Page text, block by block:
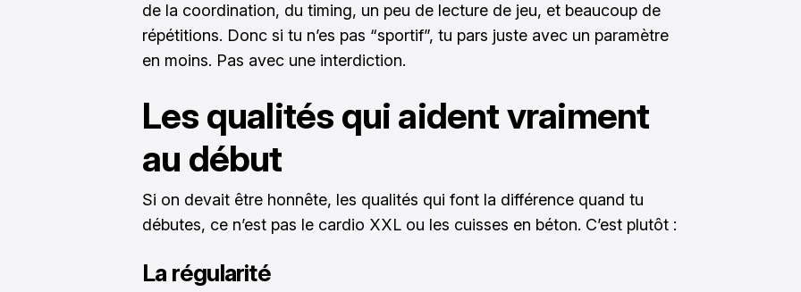
de la coordination, du timing, un peu de lecture de jeu, et beaucoup de
répétitions. Donc si tu n’es pas “sportif”, tu pars juste avec un paramètre
en moins. Pas avec une interdiction.
Les qualités qui aident vraiment
au début
Si on devait être honnête, les qualités qui font la différence quand tu
débutes, ce n’est pas le cardio XXL ou les cuisses en béton. C’est plutôt :
La régularité